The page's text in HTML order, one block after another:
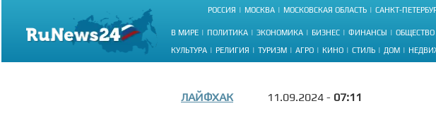
РОССИЯ МОСКВА МОСКОВСКАЯ ОБЛАСТЬ САНКТ-
В МИРЕ ПОЛИТИКА ЭКОНОМИКА БИЗНЕС ФИНАНСЫ ОБЩЕСТВО
КУЛЬТУРА РЕЛИГИЯ ТУРИЗМ АГРО КИНО СТИЛЬ ДОМ
ЛАЙФХАК 11.09.2024 - 07:11